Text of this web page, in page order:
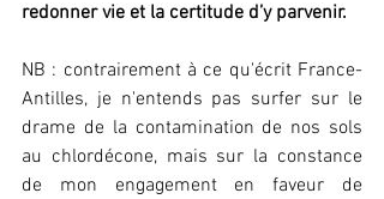
redonner vie et la certitude d’y parvenir.
NB : contrairement à ce qu'écrit France-
Antilles, je n'entends pas surfer sur le
drame de la contamination de nos sols
au chlordécone, mais sur la constance
de mon engagement en faveur de